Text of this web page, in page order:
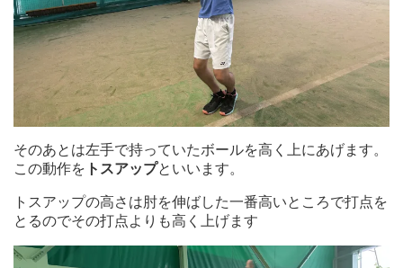
そのあとは左手で持っていたボールを高く上にあげます。
この動作を トスアップといいます。
トスアップの高さは肘を伸ばした一番高いところで打点を
とるのでその打点よりも高く上げます